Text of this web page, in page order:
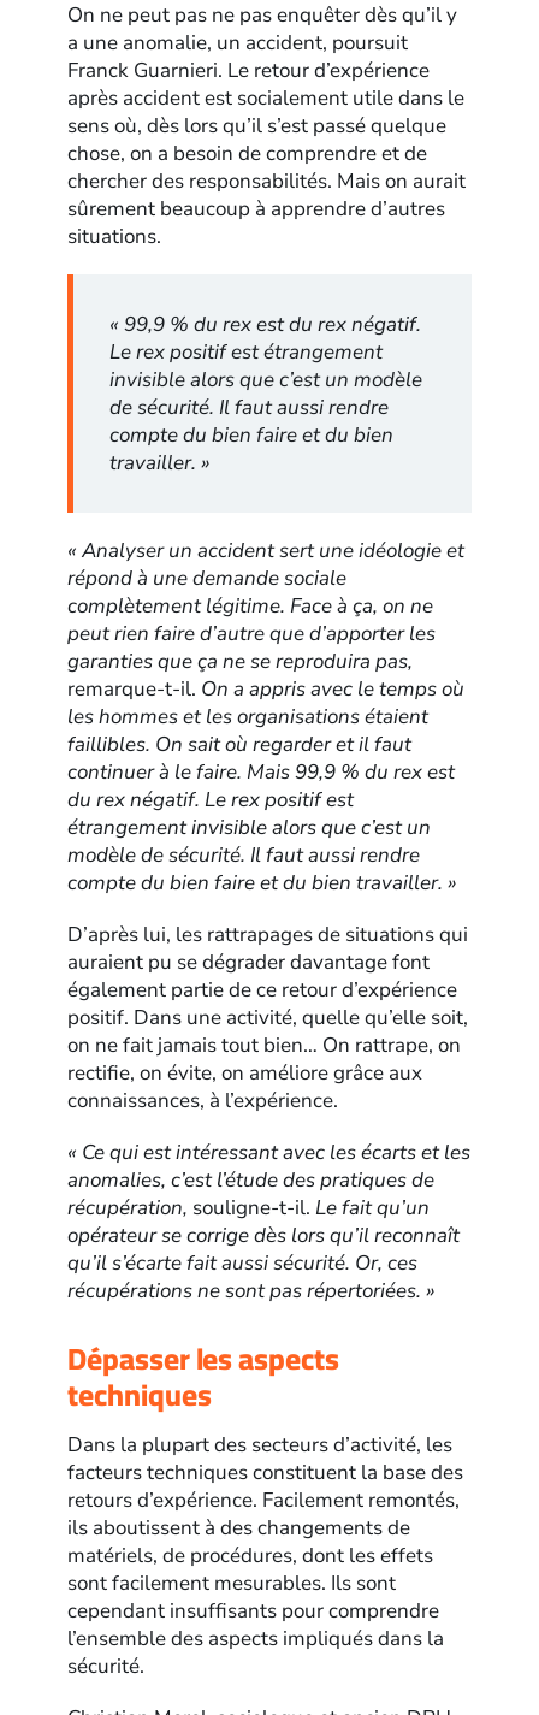
On ne peut pas ne pas enquêter dès qu’il y
a une anomalie, un accident, poursuit
Franck Guarnieri. Le retour d’expérience
après accident est socialement utile dans le
sens où, dès lors qu’il s’est passé quelque
chose, on a besoin de comprendre et de
chercher des responsabilités. Mais on aurait
sûrement beaucoup à apprendre d’autres
situations.
« 99,9 % du rex est du rex négatif.
Le rex positif est étrangement
invisible alors que c’est un modèle
de sécurité. Il faut aussi rendre
compte du bien faire et du bien
travailler. »
« Analyser un accident sert une idéologie et
répond à une demande sociale
complètement légitime. Face à ça, on ne
peut rien faire d’autre que d’apporter les
garanties que ça ne se reproduira pas,
remarque-t-il. On a appris avec le temps où
les hommes et les organisations étaient
faillibles. On sait où regarder et il faut
continuer à le faire. Mais 99,9 % du rex est
du rex négatif. Le rex positif est
étrangement invisible alors que c’est un
modèle de sécurité. Il faut aussi rendre
compte du bien faire et du bien travailler. »
D’après lui, les rattrapages de situations qui
auraient pu se dégrader davantage font
également partie de ce retour d’expérience
positif. Dans une activité, quelle qu’elle soit,
on ne fait jamais tout bien… On rattrape, on
rectifie, on évite, on améliore grâce aux
connaissances, à l’expérience.
« Ce qui est intéressant avec les écarts et les
anomalies, c’est l’étude des pratiques de
récupération, souligne-t-il. Le fait qu’un
opérateur se corrige dès lors qu’il reconnaît
qu’il s’écarte fait aussi sécurité. Or, ces
récupérations ne sont pas répertoriées. »
Dépasser les aspects
techniques
Dans la plupart des secteurs d’activité, les
facteurs techniques constituent la base des
retours d’expérience. Facilement remontés,
ils aboutissent à des changements de
matériels, de procédures, dont les effets
sont facilement mesurables. Ils sont
cependant insuffisants pour comprendre
l’ensemble des aspects impliqués dans la
sécurité.